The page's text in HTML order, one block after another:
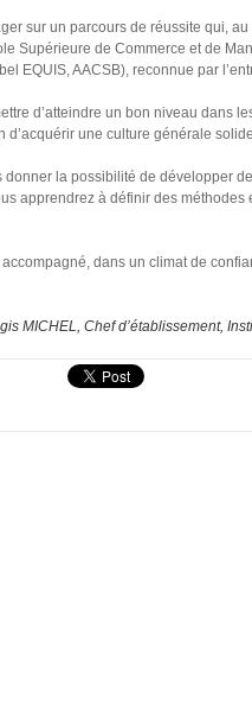
sur un parcours de réussite qui,
Supérieure de Commerce et de
EQUIS, AACSB), reconnue par
d’atteindre un bon niveau dans
d’acquérir une culture générale
donner la possibilité de développer
apprendrez à définir des méthodes
accompagné, dans un climat de
MICHEL, Chef d’établissement,